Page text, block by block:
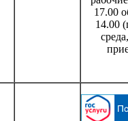
17.00
14.00